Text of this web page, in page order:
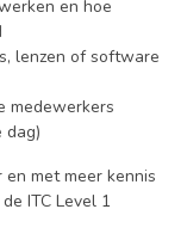
en hoe
lenzen of software
medewerkers
dag)
met meer kennis
ITC Level 1